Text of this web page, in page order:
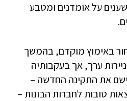
על אומדנים ומטבע
באימוץ מוקדם, בהמשך
ערך, אך בעקבותיה
את התקינה החדשה –
טובות לחברות הבונות –